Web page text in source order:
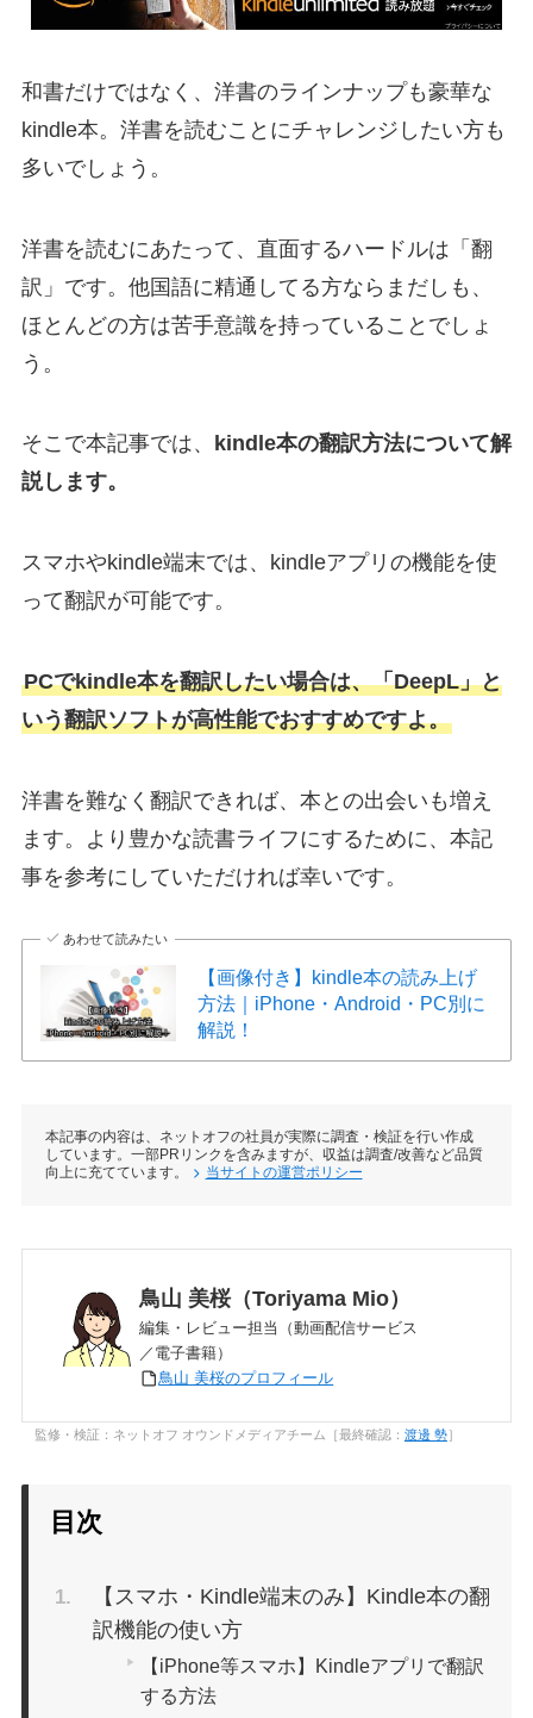
和書だけではなく、洋書のラインナップも豪華な
kindle本。洋書を読むことにチャレンジしたい方も
多いでしょう。
洋書を読むにあたって、直面するハードルは「翻
訳」です。他国語に精通してる方ならまだしも、
ほとんどの方は苦手意識を持っていることでしょ
う。
そこで本記事では、
kindle本の翻訳方法について解
説します。
スマホやkindle端末では、kindleアプリの機能を使
って翻訳が可能です。
PCでkindle本を翻訳したい場合は、「DeepL」と
いう翻訳ソフトが高性能でおすすめですよ。
洋書を難なく翻訳できれば、本との出会いも増え
ます。より豊かな読書ライフにするために、本記
事を参考にしていただければ幸いです。
あわせて読みたい
【画像付き】kindle本の読み上げ
方法｜iPhone・Android・PC別に
解説！
本記事の内容は、ネットオフの社員が実際に調査・検証を行い作成
しています。一部PRリンクを含みますが、収益は調査/改善など品質
向上に充てています。
当サイトの運営ポリシー
鳥山 美桜（Toriyama Mio）
編集・レビュー担当（動画配信サービス
／電子書籍）
鳥山 美桜のプロフィール
監修・検証：ネットオフ オウンドメディアチーム［最終確認： 渡邊 勢］
目次
【スマホ・Kindle端末のみ】Kindle本の翻
訳機能の使い方
【iPhone等スマホ】Kindleアプリで翻訳
する方法